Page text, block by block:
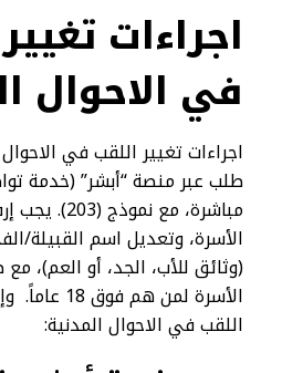
اجراءات
في الاحوال
اجراءات تغيير اللقب في
طلب عبر منصة “أبشر” (خدمة
مباشرة، مع
الأسرة، وتعديل اسم القبيلة/
(وثائق للأب، الجد، أو العم)،
الأسرة لمن
اللقب في الاحوال المدنية: